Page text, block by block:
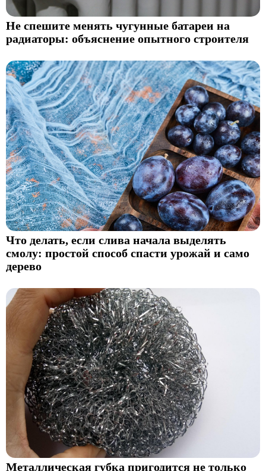
Не спешите менять чугунные батареи на
радиаторы: объяснение опытного строителя
Что делать, если слива начала выделять
смолу: простой способ спасти урожай и само
дерево
Металлическая губка пригодится не только